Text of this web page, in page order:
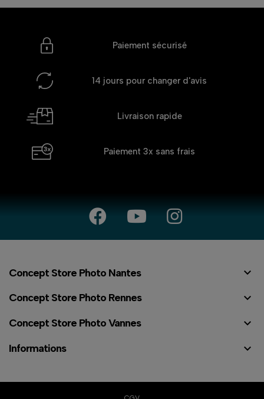
Paiement sécurisé
14 jours pour changer d'avis
Livraison rapide
Paiement 3x sans frais
Concept Store Photo Nantes 
Concept Store Photo Rennes 
Concept Store Photo Vannes 
Informations 